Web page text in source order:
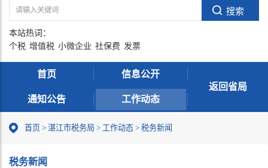
本站热词：
个税 增值税 小微企业 社保费 发票
首页 信息公开
通知公告 工作动态
返回省局
首页 > 湛江市税务局 > 工作动态 > 税务新闻
税务新闻